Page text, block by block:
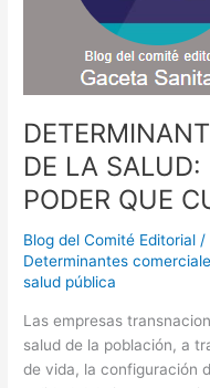
16/2012?
DE LA SALUD:
PODER QUE
Blog del Comité Editorial /
Determinantes
salud pública
Las empresas
salud de la población, a
de vida, la configuración